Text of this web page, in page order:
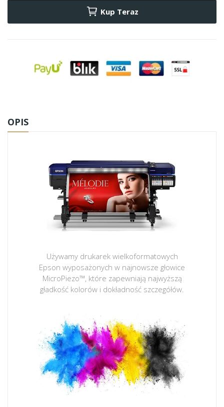
Kup Teraz
OPIS
Używamy drukarek wielkoformatowych
Epson wyposażonych w najnowsze głowice
MicroPiezo™, które zapewniają najwyższą
gładkość kolorów i dokładność szczegółów.